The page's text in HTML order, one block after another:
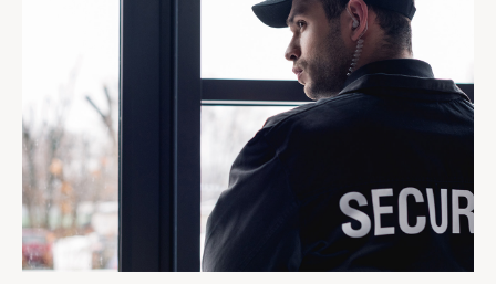
Devenir Membre
Actualités